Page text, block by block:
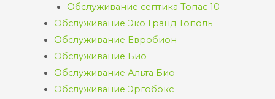
Обслуживание септика Топас 10
Обслуживание Эко Гранд Тополь
Обслуживание Евробион
Обслуживание Био
Обслуживание Альта Био
Обслуживание Эргобокс